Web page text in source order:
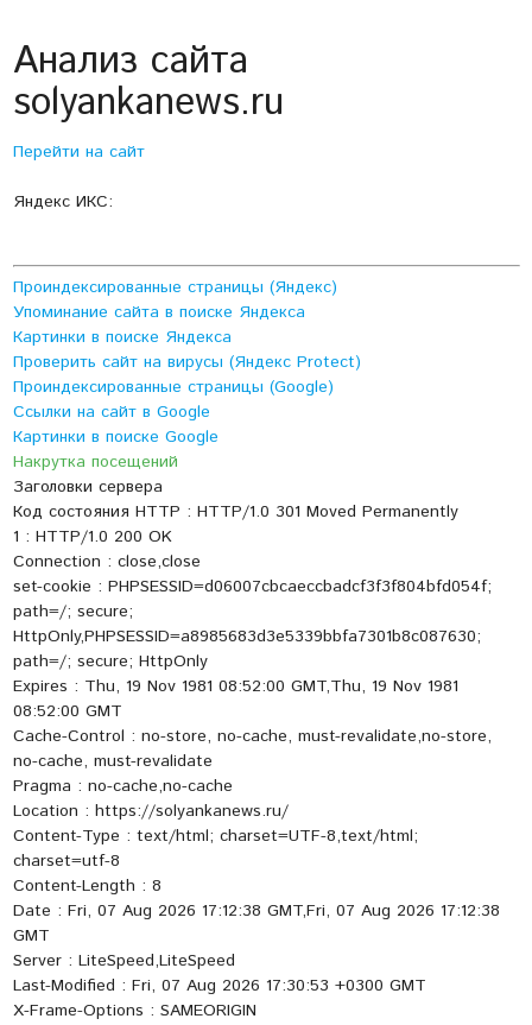
Анализ сайта
solyankanews.ru
Перейти на сайт
Яндекс ИКС:
Проиндексированные страницы (Яндекс)
Упоминание сайта в поиске Яндекса
Картинки в поиске Яндекса
Проверить сайт на вирусы (Яндекс Protect)
Проиндексированные страницы (Google)
Ссылки на сайт в Google
Картинки в поиске Google
Накрутка посещений
Заголовки сервера
Код состояния HTTP : HTTP/1.0 301 Moved Permanently
1 : HTTP/1.0 200 OK
Connection : close,close
set-cookie : PHPSESSID=d06007cbcaeccbadcf3f3f804bfd054f;
path=/; secure;
HttpOnly,PHPSESSID=a8985683d3e5339bbfa7301b8c087630;
path=/; secure; HttpOnly
Expires : Thu, 19 Nov 1981 08:52:00 GMT,Thu, 19 Nov 1981
08:52:00 GMT
Cache-Control : no-store, no-cache, must-revalidate,no-store,
no-cache, must-revalidate
Pragma : no-cache,no-cache
Location : https://solyankanews.ru/
Content-Type : text/html; charset=UTF-8,text/html;
charset=utf-8
Content-Length : 8
Date : Fri, 07 Aug 2026 17:12:38 GMT,Fri, 07 Aug 2026 17:12:38
GMT
Server : LiteSpeed,LiteSpeed
Last-Modified : Fri, 07 Aug 2026 17:30:53 +0300 GMT
X-Frame-Options : SAMEORIGIN